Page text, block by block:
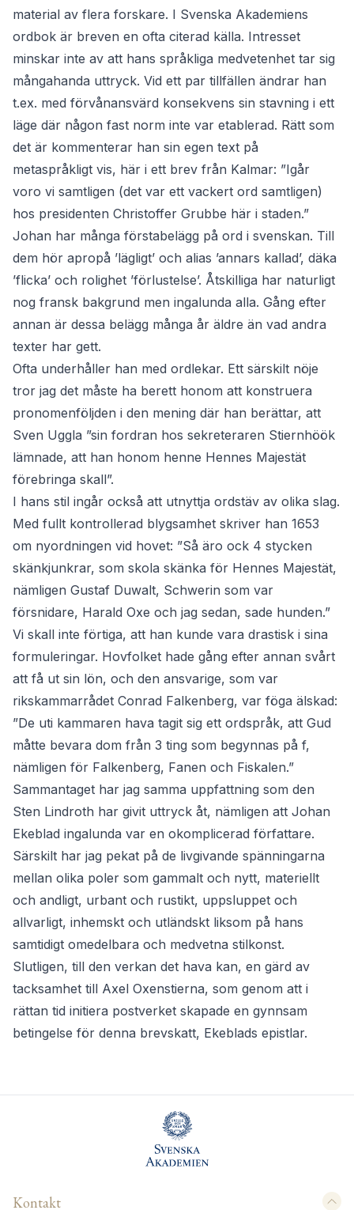
material av flera forskare. I Svenska Akademiens
ordbok är breven en ofta citerad källa. Intresset
minskar inte av att hans språkliga medvetenhet tar sig
mångahanda uttryck. Vid ett par tillfällen ändrar han
t.ex. med förvånansvärd konsekvens sin stavning i ett
läge där någon fast norm inte var etablerad. Rätt som
det är kommenterar han sin egen text på
metaspråkligt vis, här i ett brev från Kalmar: ”Igår
voro vi samtligen (det var ett vackert ord samtligen)
hos presidenten Christoffer Grubbe här i staden.”
Johan har många förstabelägg på ord i svenskan. Till
dem hör apropå ’lägligt’ och alias ’annars kallad’, däka
’flicka’ och rolighet ’förlustelse’. Åtskilliga har naturligt
nog fransk bakgrund men ingalunda alla. Gång efter
annan är dessa belägg många år äldre än vad andra
texter har gett.
Ofta underhåller han med ordlekar. Ett särskilt nöje
tror jag det måste ha berett honom att konstruera
pronomenföljden i den mening där han berättar, att
Sven Uggla ”sin fordran hos sekreteraren Stiernhöök
lämnade, att han honom henne Hennes Majestät
förebringa skall”.
I hans stil ingår också att utnyttja ordstäv av olika slag.
Med fullt kontrollerad blygsamhet skriver han 1653
om nyordningen vid hovet: ”Så äro ock 4 stycken
skänkjunkrar, som skola skänka för Hennes Majestät,
nämligen Gustaf Duwalt, Schwerin som var
försnidare, Harald Oxe och jag sedan, sade hunden.”
Vi skall inte förtiga, att han kunde vara drastisk i sina
formuleringar. Hovfolket hade gång efter annan svårt
att få ut sin lön, och den ansvarige, som var
rikskammarrådet Conrad Falkenberg, var föga älskad:
”De uti kammaren hava tagit sig ett ordspråk, att Gud
måtte bevara dom från 3 ting som begynnas på f,
nämligen för Falkenberg, Fanen och Fiskalen.”
Sammantaget har jag samma uppfattning som den
Sten Lindroth har givit uttryck åt, nämligen att Johan
Ekeblad ingalunda var en okomplicerad författare.
Särskilt har jag pekat på de livgivande spänningarna
mellan olika poler som gammalt och nytt, materiellt
och andligt, urbant och rustikt, uppsluppet och
allvarligt, inhemskt och utländskt liksom på hans
samtidigt omedelbara och medvetna stilkonst.
Slutligen, till den verkan det hava kan, en gärd av
tacksamhet till Axel Oxenstierna, som genom att i
rättan tid initiera postverket skapade en gynnsam
betingelse för denna brevskatt, Ekeblads epistlar.
Kontakt